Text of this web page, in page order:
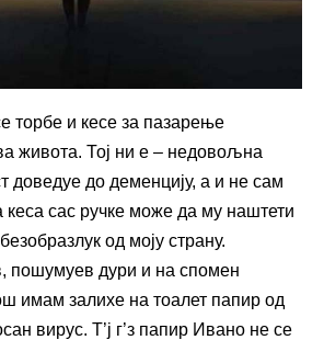
торбе и кесе за пазарење
живота. Тој ни е – недовољна
доведуе до деменцију, а и не сам
кеса сас ручке може да му наштети
од моју страну.
пошумуев дури и на спомен
имам залихе на тоалет папир од
вирус. Т’ј г’з папир Ивано не се